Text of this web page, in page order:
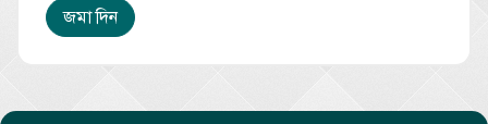
জমা দিন